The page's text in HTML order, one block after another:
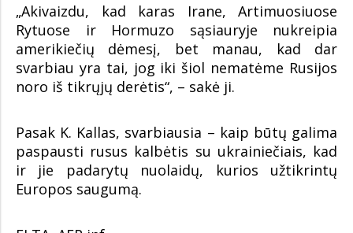
„Akivaizdu, kad karas Irane, Artimuosiuose
Rytuose ir Hormuzo sąsiauryje nukreipia
amerikiečių dėmesį, bet manau, kad dar
svarbiau yra tai, jog iki šiol nematėme Rusijos
noro iš tikrųjų derėtis“, – sakė ji.
Pasak K. Kallas, svarbiausia – kaip būtų galima
paspausti rusus kalbėtis su ukrainiečiais, kad
ir jie padarytų nuolaidų, kurios užtikrintų
Europos saugumą.